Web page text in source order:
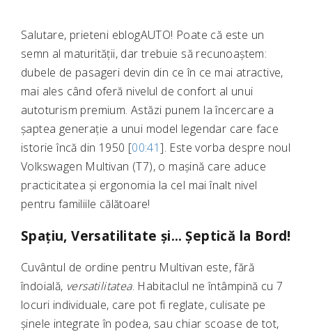
Salutare, prieteni eblogAUTO! Poate că este un
semn al maturității, dar trebuie să recunoaștem:
dubele de pasageri devin din ce în ce mai atractive,
mai ales când oferă nivelul de confort al unui
autoturism premium. Astăzi punem la încercare a
șaptea generație a unui model legendar care face
istorie încă din 1950 [00:41]. Este vorba despre noul
Volkswagen Multivan (T7), o mașină care aduce
practicitatea și ergonomia la cel mai înalt nivel
pentru familiile călătoare!
Spațiu, Versatilitate și… Șeptică la Bord!
Cuvântul de ordine pentru Multivan este, fără
îndoială, versatilitatea. Habitaclul ne întâmpină cu 7
locuri individuale, care pot fi reglate, culisate pe
șinele integrate în podea, sau chiar scoase de tot,